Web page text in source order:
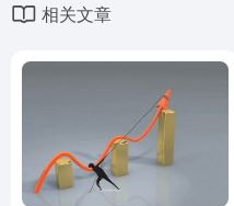
相关文章